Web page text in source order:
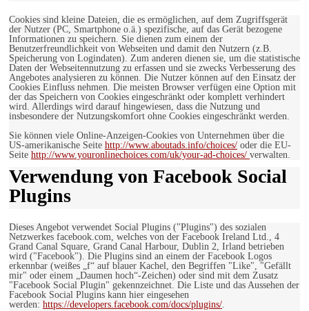
Cookies sind kleine Dateien, die es ermöglichen, auf dem Zugriffsgerät
der Nutzer (PC, Smartphone o.ä.) spezifische, auf das Gerät bezogene
Informationen zu speichern. Sie dienen zum einem der
Benutzerfreundlichkeit von Webseiten und damit den Nutzern (z.B.
Speicherung von Logindaten). Zum anderen dienen sie, um die statistische
Daten der Webseitennutzung zu erfassen und sie zwecks Verbesserung des
Angebotes analysieren zu können. Die Nutzer können auf den Einsatz der
Cookies Einfluss nehmen. Die meisten Browser verfügen eine Option mit
der das Speichern von Cookies eingeschränkt oder komplett verhindert
wird. Allerdings wird darauf hingewiesen, dass die Nutzung und
insbesondere der Nutzungskomfort ohne Cookies eingeschränkt werden.
Sie können viele Online-Anzeigen-Cookies von Unternehmen über die
US-amerikanische Seite http://www.aboutads.info/choices/ oder die EU-
Seite http://www.youronlinechoices.com/uk/your-ad-choices/ verwalten.
Verwendung von Facebook Social
Plugins
Dieses Angebot verwendet Social Plugins ("Plugins") des sozialen
Netzwerkes facebook.com, welches von der Facebook Ireland Ltd., 4
Grand Canal Square, Grand Canal Harbour, Dublin 2, Irland betrieben
wird ("Facebook"). Die Plugins sind an einem der Facebook Logos
erkennbar (weißes „f“ auf blauer Kachel, den Begriffen "Like", "Gefällt
mir" oder einem „Daumen hoch“-Zeichen) oder sind mit dem Zusatz
"Facebook Social Plugin" gekennzeichnet. Die Liste und das Aussehen der
Facebook Social Plugins kann hier eingesehen
werden: https://developers.facebook.com/docs/plugins/.